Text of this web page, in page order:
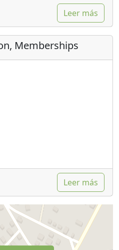
Leer más
Memberships
Leer más